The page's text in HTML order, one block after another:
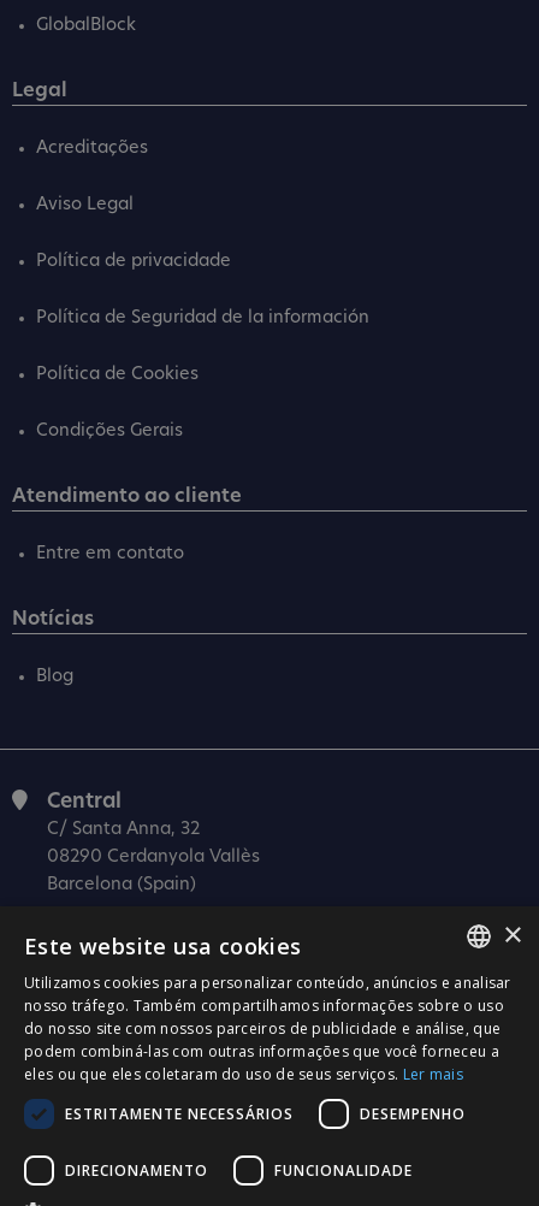
GlobalBlock
Legal
Acreditações
Aviso Legal
Política de privacidade
Política de Seguridad de la información
Política de Cookies
Condições Gerais
Atendimento ao cliente
Entre em contato
Notícias
Blog
Central
C/ Santa Anna, 32
08290 Cerdanyola Vallès
Barcelona (Spain)
C/ Josep Estivill, 11-13
08027 Barcelona
(Spain)
Madrid
C/ Méndez Álvaro 20, oficina 440
28045 Madrid
(Spain)
SPANISH
CATALÀ
ENGLISH
PORTUGUESE
×
Este website usa cookies
Utilizamos cookies para personalizar conteúdo, anúncios e analisar
nosso tráfego. Também compartilhamos informações sobre o uso
do nosso site com nossos parceiros de publicidade e análise, que
podem combiná-las com outras informações que você forneceu a
eles ou que eles coletaram do uso de seus serviços. Ler mais
ESTRITAMENTE NECESSÁRIOS
DESEMPENHO
DIRECIONAMENTO FUNCIONALIDADE